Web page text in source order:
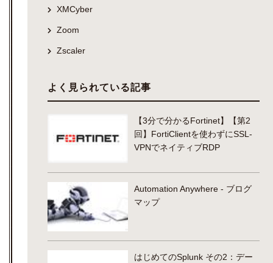
XMCyber
Zoom
Zscaler
よく見られている記事
【3分で分かるFortinet】【第2
回】FortiClientを使わずにSSL-
VPNでネイティブRDP
Automation Anywhere - ブログ
マップ
はじめてのSplunk その2：デー